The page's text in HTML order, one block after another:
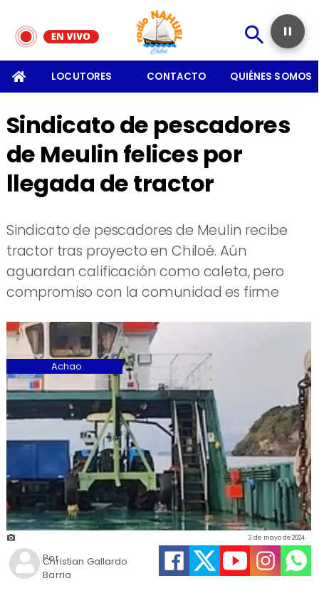
LOCUTORES CONTACTO QUIÉNES SOMOS
Sindicato de pescadores
de Meulin felices por
llegada de tractor
Sindicato de pescadores de Meulin recibe
tractor tras proyecto en Chiloé. Aún
aguardan calificación como caleta, pero
compromiso con la comunidad es firme
Christian Gallardo
Barria
3 de mayo de 2024
Achao
Por